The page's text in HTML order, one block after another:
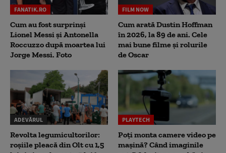
FANATIK.RO
Cum au fost surprinși
Lionel Messi și Antonella
Roccuzzo după moartea lui
Jorge Messi. Foto
FILM NOW
Cum arată Dustin Hoffman
în 2026, la 89 de ani. Cele
mai bune filme și rolurile
de Oscar
ADEVĂRUL
Revolta legumicultorilor:
roșiile pleacă din Olt cu 1,5
PLAYTECH
Poți monta camere video pe
mașină? Când imaginile